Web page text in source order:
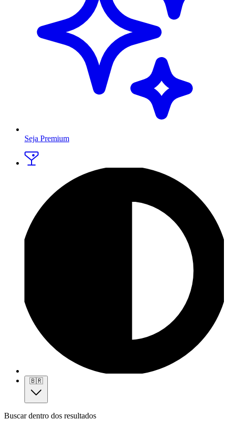
Seja Premium
🇧🇷
Buscar dentro dos resultados